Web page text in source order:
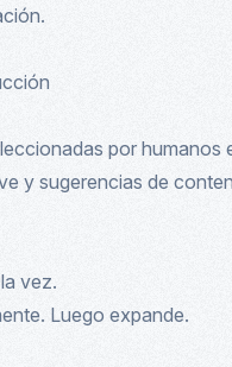
por humanos
y sugerencias de
vez.
Luego expande.